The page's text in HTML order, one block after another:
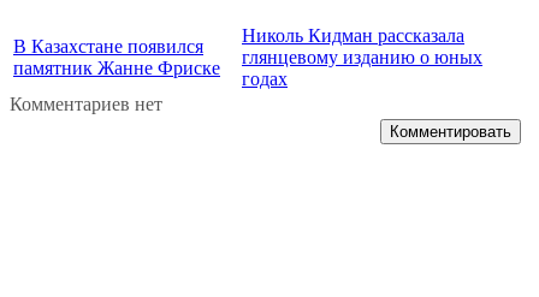
В Казахстане появился
памятник Жанне Фриске
Николь Кидман рассказала
глянцевому изданию о юных
годах
Комментариев нет
Комментировать